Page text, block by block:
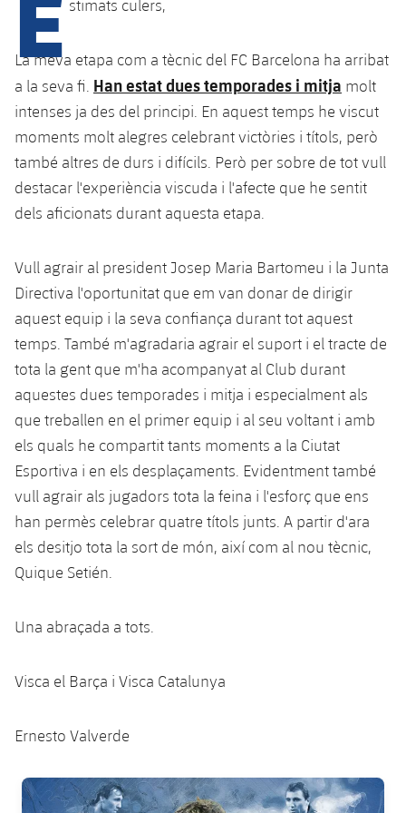
plusicon
més
Instal·lacions
Spotify Camp Nou
Palau Blaugrana
Barça Cafe
Ciutat Esportiva
La Masia
plusicon
més
Serveis
Serveis Mèdics
Accessibilitat
plusicon
més
Acreditacions
Instal·lacions
SUB12
SUB11 A
SUB11 B
SUB10 A
SUB10 B
SUB9 A
SUB9 B
SUB8 A
SUB8 B
SUB12 C
SUB11 C
Gameday Shows
Resultats
Classificacions
Fotos
Història
Palmarès
Base
Barça Atlètic
Junior
Cadet A
Cadet B
Infantil B
Mini
Campus Estiu
PLUSICON
MÉS
Primer Equip
plusicon
més
Calendari
Resultats
Classificació
Jugadors
Fotos
Història
Palmarès
Barça Atlètic
plusicon
més
Actualitat
Resultats
Classificació
Jugadors
Fotos
Base
plusicon
més
Juvenil
Cadet A
Cadet B
Infantil B
PLUSICON
MÉS
Primer equip
plusicon
més
Actualitat
Calendari
Entrades
Resultats
Classificació
Jugadors
Fotos
Barça Atlètic
plusicon
més
Actualitat
Calendari
Resultats
Jugadors
Classificació
Base
plusicon
més
Actualitat
Juvenil
Cadet
Aleví
Campus Verano
PLUSICON
MÉS
Primer equip
plusicon
més
Calendari
Entrades
Resultats
Classificació
Calendari
Resultats
Jugadors
Barça C
Junior
Informació general
plusicon
més
stimats culers,
La meva etapa com a tècnic del FC Barcelona ha arribat
a la seva fi. Han estat dues temporades i mitja molt
intenses ja des del principi. En aquest temps he viscut
moments molt alegres celebrant victòries i títols, però
també altres de durs i difícils. Però per sobre de tot vull
destacar l'experiència viscuda i l'afecte que he sentit
dels aficionats durant aquesta etapa.
Vull agrair al president Josep Maria Bartomeu i la Junta
Directiva l'oportunitat que em van donar de dirigir
aquest equip i la seva confiança durant tot aquest
temps. També m'agradaria agrair el suport i el tracte de
tota la gent que m'ha acompanyat al Club durant
aquestes dues temporades i mitja i especialment als
que treballen en el primer equip i al seu voltant i amb
els quals he compartit tants moments a la Ciutat
Esportiva i en els desplaçaments. Evidentment també
vull agrair als jugadors tota la feina i l'esforç que ens
han permès celebrar quatre títols junts. A partir d'ara
els desitjo tota la sort de món, així com al nou tècnic,
Quique Setién.
Una abraçada a tots.
Visca el Barça i Visca Catalunya
Ernesto Valverde
FC Barcelona club badge